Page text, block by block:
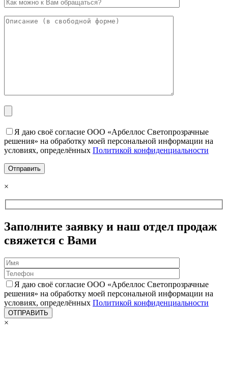
Я даю своё согласие ООО «Арбеллос Светопрозрачные
решения» на обработку моей персональной информации на
условиях, определённых Политикой конфиденциальности
×
Заполните заявку и наш отдел продаж
свяжется с Вами
Я даю своё согласие ООО «Арбеллос Светопрозрачные
решения» на обработку моей персональной информации на
условиях, определённых Политикой конфиденциальности
×